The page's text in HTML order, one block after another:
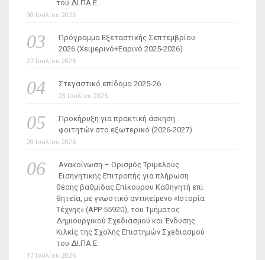
του ΔΙ.ΠΑ.Ε.
30 Ιουλίου 2026
Πρόγραμμα Εξεταστικής Σεπτεμβρίου
2026 (Χειμερινό+Εαρινό 2025-2026)
27 Ιουλίου 2026
Στεγαστικό επίδομα 2025-26
23 Ιουλίου 2026
Προκήρυξη για πρακτική άσκηση
φοιτητών στο εξωτερικό (2026-2027)
20 Ιουλίου 2026
Ανακοίνωση – Ορισμός Τριμελούς
Εισηγητικής Επιτροπής για πλήρωση
θέσης βαθμίδας Επίκουρου Καθηγητή επί
θητεία, με γνωστικό αντικείμενο «Ιστορία
Τέχνης» (ΑΡΡ 55920), του Τμήματος
Δημιουργικού Σχεδιασμού και Ένδυσης
Κιλκίς της Σχολής Επιστημών Σχεδιασμού
του ΔΙ.ΠΑ.Ε.
17 Ιουλίου 2026